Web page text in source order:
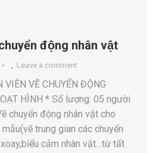
động nhân vật
Leave a comment
VIÊN VẼ CHUYỂN ĐỘNG
HÌNH * Số lượng: 05 người
chuyển động nhân vật cho
trung gian các chuyển
cảm nhân vật…từ tất